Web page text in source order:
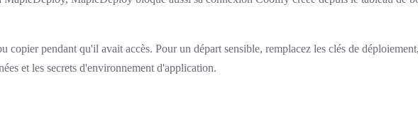
pendant qu'il avait accès. Pour un départ sensible, remplacez les clés de
et les secrets d'environnement d'application.